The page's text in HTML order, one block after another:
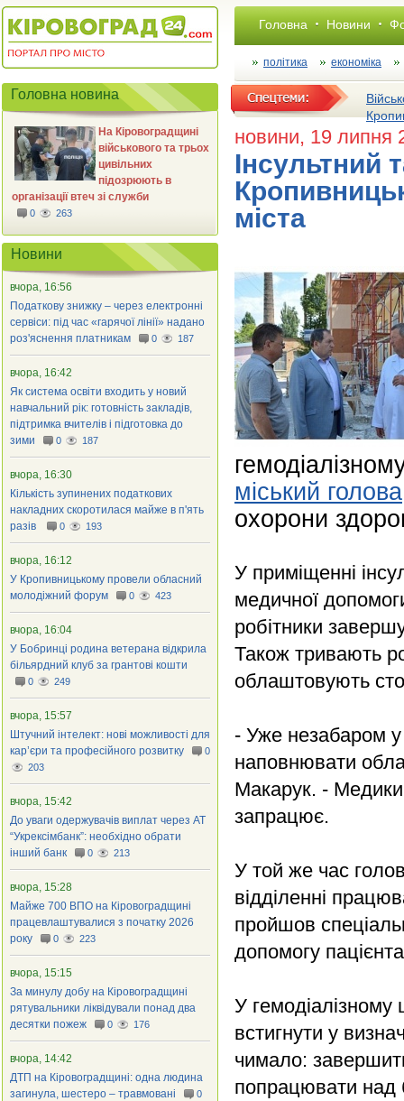
Головна Новини
політика економіка
новини, 19 липня
Інсультний
міста
міський голова
охорони
У приміщенні
медичної
робітники
Також тривають
облаштовують
- Уже незабаром у
наповнювати
Макарук. -
запрацює.
У той же час
відділенні
пройшов
допомогу
У
встигнути у
чимало:
попрацювати над
Головна новина
На Кіровоградщині
військового та трьох
цивільних
підозрюють в
організації втеч зі служби
0 263
Новини
вчора, 16:56
Податкову знижку – через електронні
сервіси: під час «гарячої лінії» надано
роз'яснення платникам
0 187
вчора, 16:42
Як система освіти входить у новий
навчальний рік: готовність закладів,
підтримка вчителів і підготовка до
зими
0 187
вчора, 16:30
Кількість зупинених податкових
накладних скоротилася майже в п'ять
разів
0 193
вчора, 16:12
У Кропивницькому провели обласний
молодіжний форум
0 423
вчора, 16:04
У Бобринці родина ветерана відкрила
більярдний клуб за грантові кошти
0 249
вчора, 15:57
Штучний інтелект: нові можливості для
кар’єри та професійного розвитку
0
203
вчора, 15:42
До уваги одержувачів виплат через АТ
“Укрексімбанк”: необхідно обрати
інший банк
0 213
вчора, 15:28
Майже 700 ВПО на Кіровоградщині
працевлаштувалися з початку 2026
року
0 223
вчора, 15:15
За минулу добу на Кіровоградщині
рятувальники ліквідували понад два
десятки пожеж
0 176
вчора, 14:42
ДТП на Кіровоградщині: одна людина
загинула, шестеро – травмовані
0